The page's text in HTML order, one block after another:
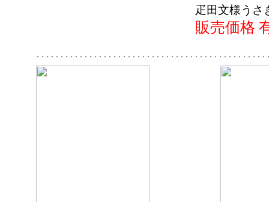
疋田文様う
販売価格